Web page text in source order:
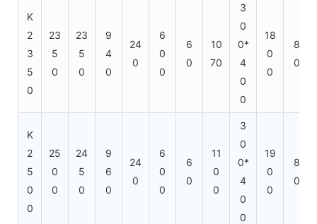
K
2
3
5
0
23
5
0
23
5
0
9
4
0
24
0
6
0
0
6
0
10
70
3
0
0*
4
0
0
18
0
0
8
0
K
2
5
0
0
25
0
0
24
5
0
9
6
0
24
0
6
0
0
6
0
11
0
0
3
0
0*
4
0
0
19
0
0
8
0